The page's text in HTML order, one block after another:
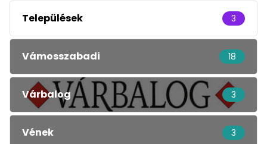
Települések 3
Vámosszabadi 18
Várbalog 3
Vének 3